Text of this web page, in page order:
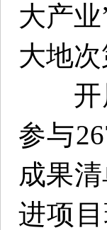
大产
大地次
开展
参与
成果
进项